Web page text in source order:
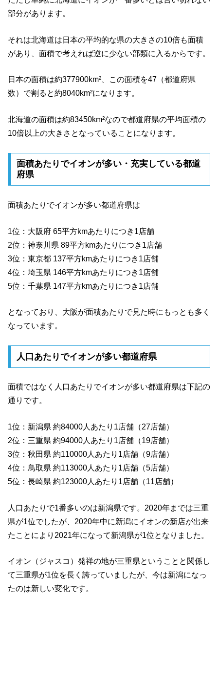
部分があります。
それは北海道は日本の平均的な県の大きさの10倍も面積
があり、面積で考えれば逆に少ない部類に入るからです。
日本の面積は約377900km²、この面積を47（都道府県
数）で割ると約8040km²になります。
北海道の面積は約83450km²なので都道府県の平均面積の
10倍以上の大きさとなっていることになります。
面積あたりでイオンが多い・充実している都道
府県
面積あたりでイオンが多い都道府県は
1位：大阪府 65平方kmあたりにつき1店舗
2位：神奈川県 89平方kmあたりにつき1店舗
3位：東京都 137平方kmあたりにつき1店舗
4位：埼玉県 146平方kmあたりにつき1店舗
5位：千葉県 147平方kmあたりにつき1店舗
となっており、大阪が面積あたりで見た時にもっとも多く
なっています。
人口あたりでイオンが多い都道府県
面積ではなく人口あたりでイオンが多い都道府県は下記の
通りです。
1位：新潟県 約84000人あたり1店舗（27店舗）
2位：三重県 約94000人あたり1店舗（19店舗）
3位：秋田県 約110000人あたり1店舗（9店舗）
4位：鳥取県 約113000人あたり1店舗（5店舗）
5位：長崎県 約123000人あたり1店舗（11店舗）
人口あたりで1番多いのは新潟県です。2020年までは三重
県が1位でしたが、2020年中に新潟にイオンの新店が出来
たことにより2021年になって新潟県が1位となりました。
イオン（ジャスコ）発祥の地が三重県ということと関係し
て三重県が1位を長く誇っていましたが、今は新潟になっ
たのは新しい変化です。